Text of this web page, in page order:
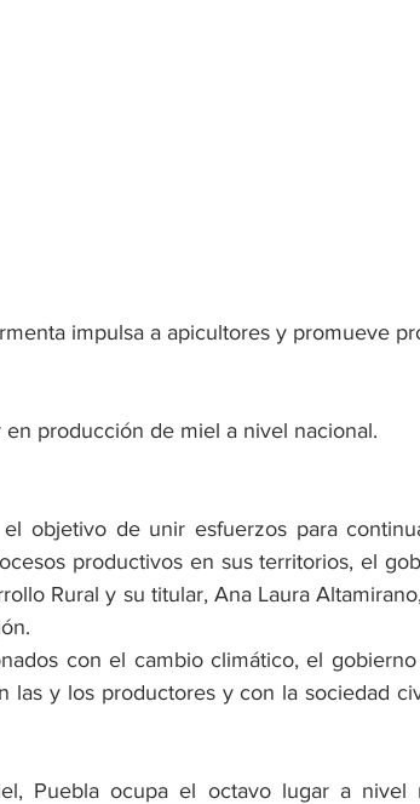
impulsa a apicultores y promueve
en producción de miel a nivel nacional.
el objetivo de unir esfuerzos para
productivos en sus territorios, el
Rural y su titular, Ana Laura
con el cambio climático, el
las y los productores y con la sociedad
Puebla ocupa el octavo lugar a